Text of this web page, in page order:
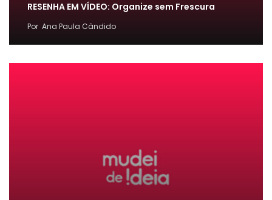
RESENHA EM VÍDEO: Organize sem Frescura
Por Ana Paula Cândido